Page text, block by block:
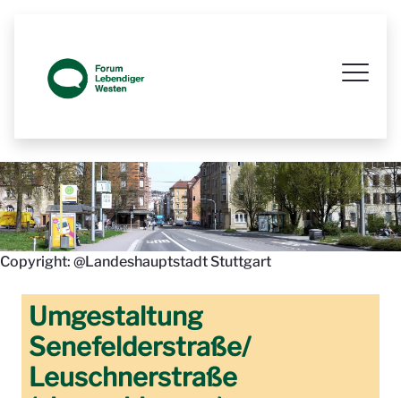
Copyright: @Landeshauptstadt Stuttgart
Umgestaltung
Senefelderstraße/
Leuschnerstraße